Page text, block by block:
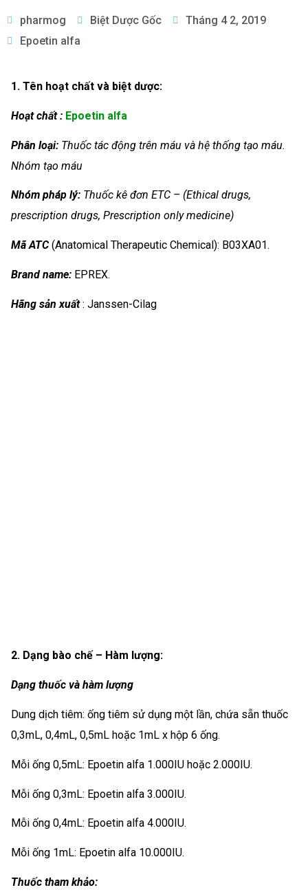
pharmog Biệt Dược Gốc
Tháng 4 2, 2019
Epoetin alfa
1. Tên hoạt chất và biệt dược:
Hoạt chất : Epoetin alfa
Phân loại: Thuốc tác động trên máu và hệ thống tạo máu.
Nhóm tạo máu
Nhóm pháp lý: Thuốc kê đơn ETC – (Ethical drugs,
prescription drugs, Prescription only medicine)
Mã ATC(Anatomical Therapeutic Chemical): B03XA01.
Brand name: EPREX.
Hãng sản xuất: Janssen-Cilag
2. Dạng bào chế – Hàm lượng:
Dạng thuốc và hàm lượng
Dung dịch tiêm: ống tiêm sử dụng một lần, chứa sẵn thuốc
0,3mL, 0,4mL, 0,5mL hoặc 1mL x hộp 6 ống.
Mỗi ống 0,5mL: Epoetin alfa 1.000IU hoặc 2.000IU.
Mỗi ống 0,3mL: Epoetin alfa 3.000IU.
Mỗi ống 0,4mL: Epoetin alfa 4.000IU.
Mỗi ống 1mL: Epoetin alfa 10.000IU.
Thuốc tham khảo: